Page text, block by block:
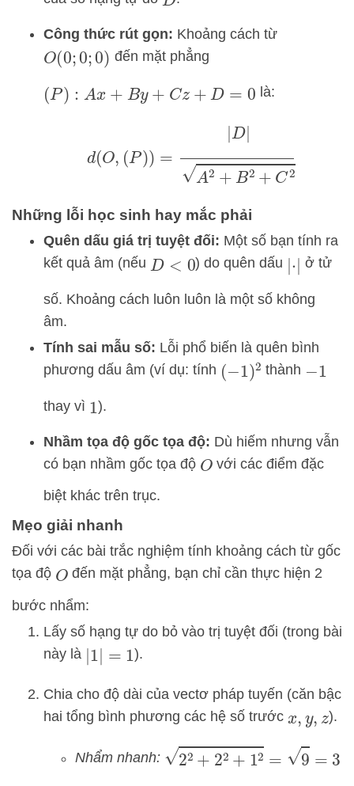
Công thức rút gọn: Khoảng cách từ
O(0;0;0) đến mặt phẳng
(P): A x+By +Cz+ D=0 là:
B2
Những lỗi học sinh hay mắc phải
Quên dấu giá trị tuyệt đối: Một số bạn tính ra
kết quả âm (nếu D<0 ) do quên dấu ⋅ ở tử
số. Khoảng cách luôn luôn là một số không
âm.
Tính sai mẫu số: Lỗi phổ biến là quên bình
phương dấu âm (ví dụ: tính (−1)2 thành −1
thay vì 1).
Nhầm tọa độ gốc tọa độ: Dù hiếm nhưng vẫn
có bạn nhầm gốc tọa độ O với các điểm đặc
biệt khác trên trục.
Mẹo giải nhanh
Đối với các bài trắc nghiệm tính khoảng cách từ gốc
tọa độ O đến mặt phẳng, bạn chỉ cần thực hiện 2
bước nhẩm:
Lấy số hạng tự do bỏ vào trị tuyệt đối (trong bài
này là
1 =1 ).
Chia cho độ dài của vectơ pháp tuyến (căn bậc
hai tổng bình phương các hệ số trước x, y,z ).
Nhẩm nhanh: 22+ 22 +1 2=9=3